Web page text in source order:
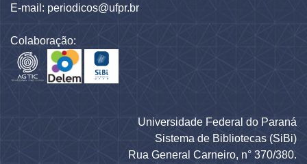
E-mail: periodicos@ufpr.br
Colaboração:
Universidade Federal do Paraná
Sistema de Bibliotecas (SiBi)
Rua General Carneiro, n° 370/380.